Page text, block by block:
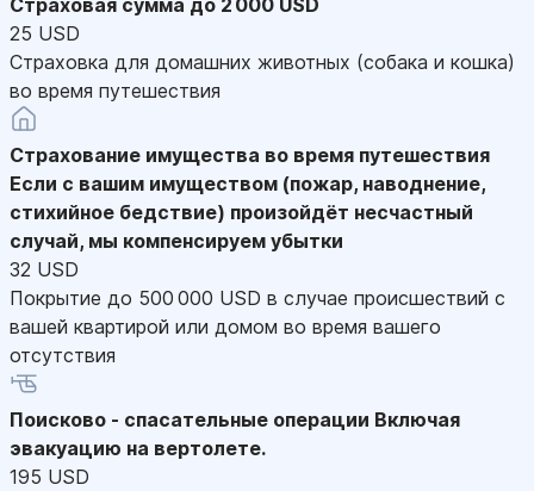
25 USD
Страховка для домашних животных (собака и кошка)
во время путешествия
Страхование имущества во время путешествия
Если с вашим имуществом (пожар, наводнение,
стихийное бедствие) произойдёт несчастный
случай, мы компенсируем убытки
32 USD
Покрытие до 500 000 USD в случае происшествий с
вашей квартирой или домом во время вашего
отсутствия
Поисково - спасательные операции Включая
эвакуацию на вертолете.
195 USD